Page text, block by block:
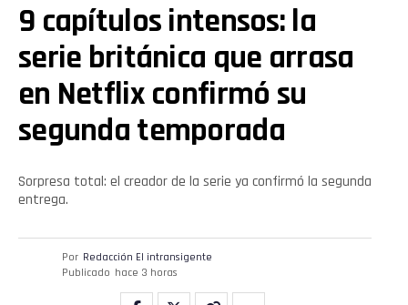
9 capítulos intensos: la
serie británica que arrasa
en Netflix confirmó su
segunda temporada
Sorpresa total: el creador de la serie ya confirmó la segunda
entrega.
Por Redacción El intransigente
Publicado hace 3 horas